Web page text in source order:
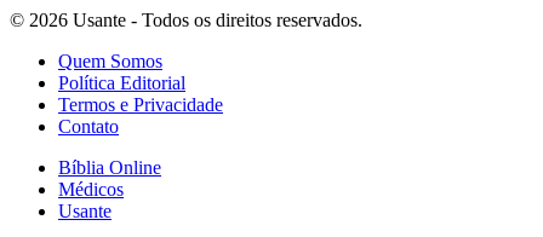
© 2026 Usante - Todos os direitos reservados.
Quem Somos
Política Editorial
Termos e Privacidade
Contato
Bíblia Online
Médicos
Usante